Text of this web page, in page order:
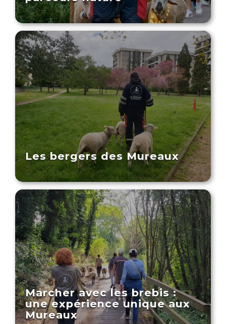
Les bergers des Mureaux
Marcher avec les brebis :
une expérience unique aux
Mureaux